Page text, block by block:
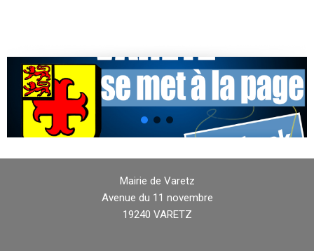
Mairie de Varetz
Avenue du 11 novembre
19240 VARETZ